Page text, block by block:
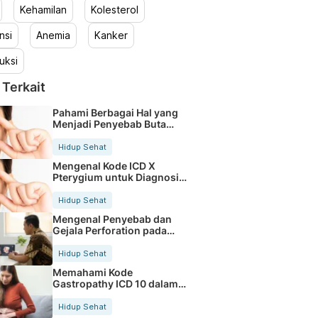
Kehamilan Kolesterol
Anemia Kanker
Pahami Berbagai Hal yang
Menjadi Penyebab Buta
Hidup Sehat
Mengenal Kode ICD X
Pterygium untuk Diagnosis
Hidup Sehat
Mengenal Penyebab dan
Gejala Perforation pada
Tubuh
Hidup Sehat
Memahami Kode
Gastropathy ICD 10 dalam
Rekam Medis Pasien
Hidup Sehat